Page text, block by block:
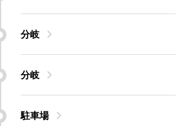
分岐
分岐
駐車場